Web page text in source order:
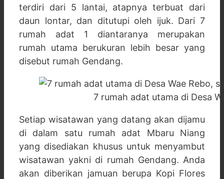
terdiri dari 5 lantai, atapnya terbuat dari
daun lontar, dan ditutupi oleh ijuk. Dari 7
rumah adat 1 diantaranya merupakan
rumah utama berukuran lebih besar yang
disebut rumah Gendang.
7 rumah adat utama di Desa
Setiap wisatawan yang datang akan dijamu
di dalam satu rumah adat Mbaru Niang
yang disediakan khusus untuk menyambut
wisatawan yakni di rumah Gendang. Anda
akan diberikan jamuan berupa Kopi Flores